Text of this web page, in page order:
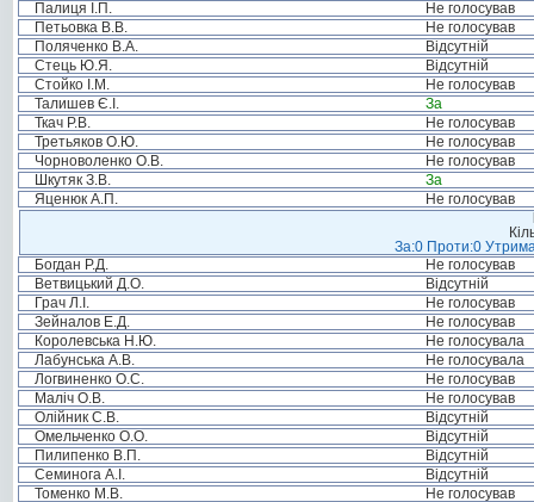
Палиця І.П.
Не голосував
Петьовка В.В.
Не голосував
Поляченко В.А.
Відсутній
Стець Ю.Я.
Відсутній
Стойко І.М.
Не голосував
Талишев Є.І.
За
Ткач Р.В.
Не голосував
Третьяков О.Ю.
Не голосував
Чорноволенко О.В.
Не голосував
Шкутяк З.В.
За
Яценюк А.П.
Не голосував
За:0 Проти:0
Богдан Р.Д.
Не голосував
Ветвицький Д.О.
Відсутній
Грач Л.І.
Не голосував
Зейналов Е.Д.
Не голосував
Королевська Н.Ю.
Не голосувала
Лабунська А.В.
Не голосувала
Логвиненко О.С.
Не голосував
Маліч О.В.
Не голосував
Олійник С.В.
Відсутній
Омельченко О.О.
Відсутній
Пилипенко В.П.
Відсутній
Семинога А.І.
Відсутній
Томенко М.В.
Не голосував